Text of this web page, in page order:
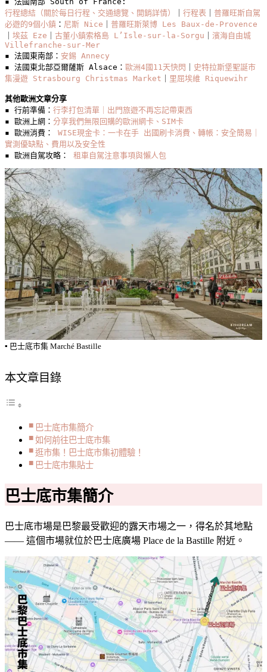
的
傳
統
市
集
行程總結（關於每日行程、交通總覽、開銷詳情）
行程表
普羅旺斯自駕
必遊的9個小鎮 ： 尼斯 Nice
普羅旺斯萊博 Les Baux-de-Provence
埃茲 Eze 古董小鎮索格島 L’Isle-sur-la-Sorgu
濱海自由城
Villefranche-sur-Mer
▪️ 法國東南部： 安錫 Annecy
▪️ 法國東北部亞爾薩斯 Alsace： 歐洲4國11天快閃
史特拉斯堡聖誕市
集漫遊 Strasbourg Christmas Market
里屈埃維 Riquewihr
其他歐洲文章分享
▪️ 行前準備： 行李打包清單｜出門旅遊不再忘記帶東西
▪️ 歐洲上網： 分享我們無限回購的歐洲網卡、SIM卡
▪️ 歐洲消費： WISE現金卡：一卡在手 出國刷卡消費、轉帳：安全簡易｜
實測優缺點、費用以及安全性
▪️ 歐洲自駕攻略： 租車自駕注意事項與懶人包
▪️ 巴士底市集 Marché Bastille
本文章目錄
巴士底市集簡介
如何前往巴士底市集
逛市集！巴士底市集初體驗！
巴士底市集貼士
巴士底市集簡介
巴士底市場是巴黎最受歡迎的露天市場之一，得名於其地點
—— 這個市場就位於巴士底廣場 Place de la Bastille 附近。